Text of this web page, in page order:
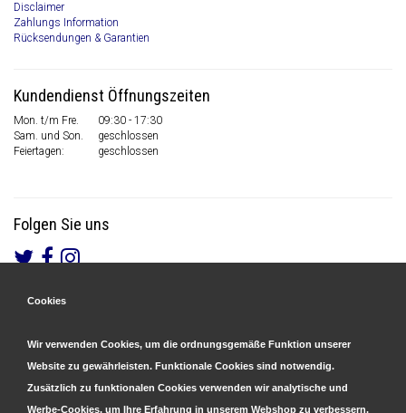
Disclaimer
Zahlungs Information
Rücksendungen & Garantien
Kundendienst Öffnungszeiten
Mon. t/m Fre.
09:30 - 17:30
Sam. und Son.
geschlossen
Feiertagen:
geschlossen
Folgen Sie uns
Cookies
Wir verwenden Cookies, um die ordnungsgemäße Funktion unserer
Website zu gewährleisten. Funktionale Cookies sind notwendig.
Zusätzlich zu funktionalen Cookies verwenden wir analytische und
Werbe-Cookies, um Ihre Erfahrung in unserem Webshop zu verbessern.